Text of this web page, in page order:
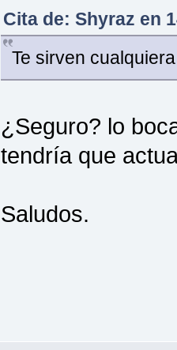
Cita de: Shyraz en
Te sirven
¿Seguro? lo
tendría que
Saludos.